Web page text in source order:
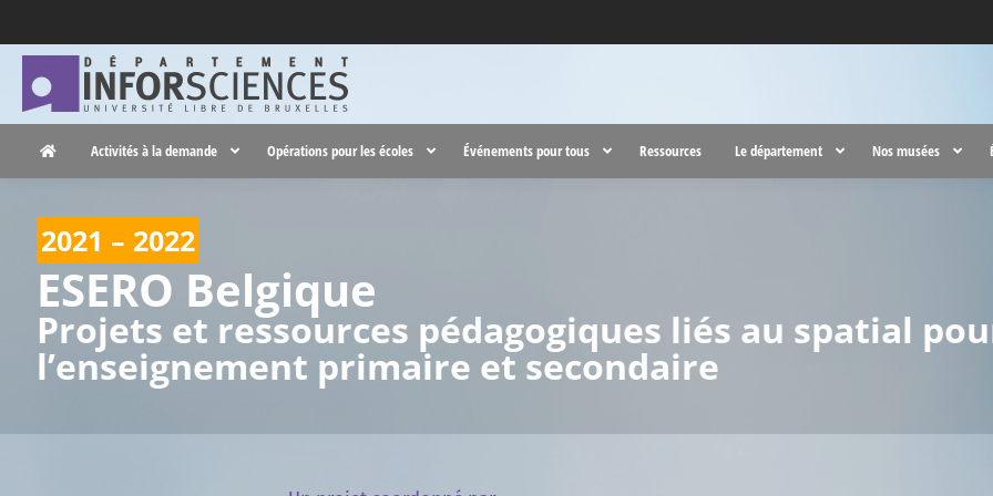
Activités à la demande Opérations pour les écoles Événements pour tous Ressources Le département Nos musées
2021 – 2022
ESERO Belgique
Projets et ressources pédagogiques liés au spatial
l’enseignement primaire et secondaire